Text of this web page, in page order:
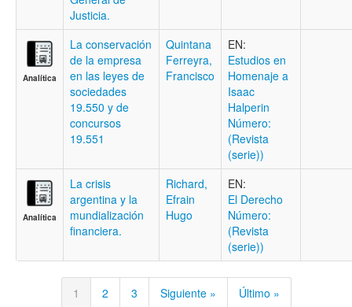
Justicia.
Analítica
La conservación
de la empresa
en las leyes de
sociedades
19.550 y de
concursos
19.551
Quintana
Ferreyra,
Francisco
EN:
Estudios en
Homenaje a
Isaac
Halperin
Número:
(Revista
(serie))
Analítica
La crisis
argentina y la
mundialización
financiera.
Richard,
Efrain
Hugo
EN:
El Derecho
Número:
(Revista
(serie))
1 2 3 Siguiente » Último »